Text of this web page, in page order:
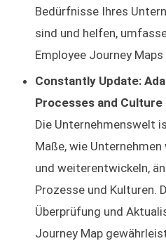
Bedürfnisse Ihres
sind und helfen,
Employee Journey
Constantly Update:
Processes and Culture
Die Unternehmenswelt
Maße, wie
und weiterentwickeln,
Prozesse und Kulturen.
Überprüfung und
Journey Map